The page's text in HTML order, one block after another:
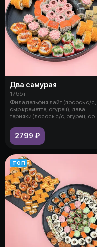
Два самурая
1755 г
Филадельфия лайт (лосось с/с,
сыр креметте, огурец), лава
терияки (лосось с/с, огурец, со
2799 ₽
ТОП